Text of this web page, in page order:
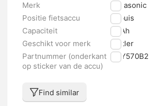
Merk
Panasonic
Positie fietsaccu
Zitbuis
Capaciteit
16 Ah
Geschikt voor merk
Kettler
Partnummer (onderkant
op sticker van de accu)
NKY570B2
Find similar